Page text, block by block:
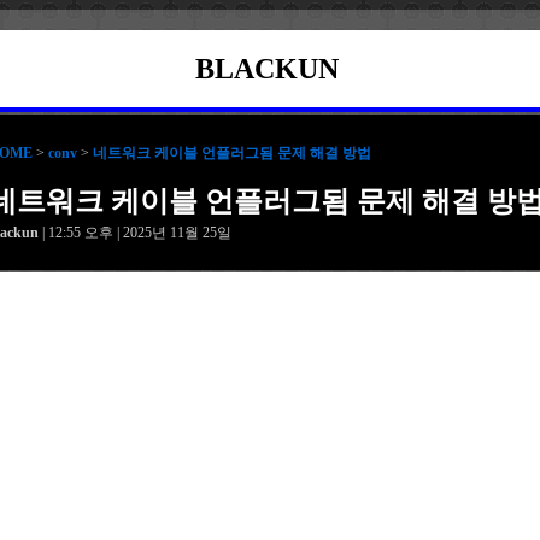
BLACKUN
> conv > 네트워크 케이블 언플러그됨 문제 해결 방법
트워크 케이블 언플러그됨 문제 해결 방
| 12:55 오후 | 2025년 11월 25일